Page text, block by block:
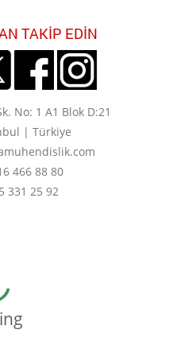
TAKIP EDIN
No: 1 A1 Blok D:21
| Türkiye
466 88 80
331 25 92